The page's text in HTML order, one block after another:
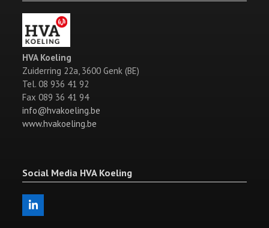
HVA Koeling
Zuiderring 22a, 3600 Genk (BE)
Tel. 08 936 41 92
Fax 089 36 41 94
info@hvakoeling.be
www.hvakoeling.be
Social Media HVA Koeling
LinkedIn